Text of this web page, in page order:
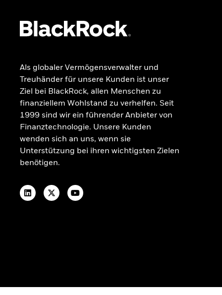
Deutschland
Beschwerdemanagement
OGAW-Vergütungsrichtlinie
Nachhaltigkeitsbezogene Offenlegungen
Portfolio-ETF-Studie 2025
Als globaler Vermögensverwalter und
Treuhänder für unsere Kunden ist unser
Ziel bei BlackRock, allen Menschen zu
finanziellem Wohlstand zu verhelfen. Seit
1999 sind wir ein führender Anbieter von
Finanztechnologie. Unsere Kunden
wenden sich an uns, wenn sie
Unterstützung bei ihren wichtigsten Zielen
benötigen.